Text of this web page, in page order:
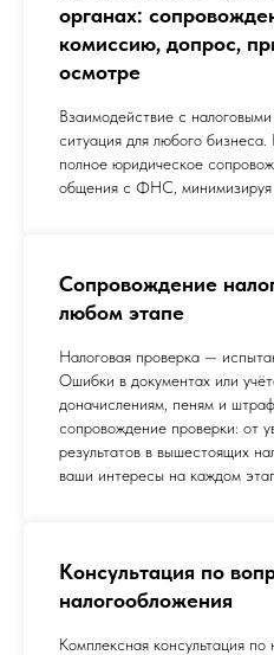
органах:
комиссию, допрос,
осмотре
Взаимодействие с
ситуация для любого
полное юридическое
общения с ФНС, минимизируя
Сопровождение
любом этапе
Налоговая проверка —
Ошибки в документах или
доначислениям, пеням и
сопровождение проверки: от
результатов в вышестоящих
ваши интересы на каждом
Консультация по
налогообложения
Комплексная консультация